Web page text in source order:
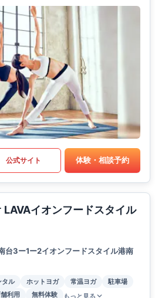
公式サイト 体験・相談予約
イオンフードスタイル
台3ー1ー2イオンフードスタイル港南
タル ホットヨガ 常温ヨガ
駐車場
利用 無料体験 もっと見る